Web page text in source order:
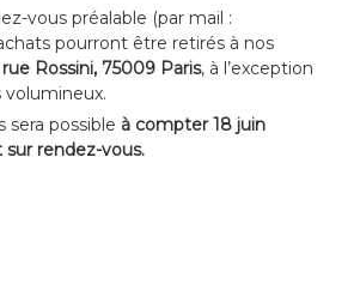
vous préalable (par mail :
pourront être retirés à nos
Rossini, 75009 Paris, à l’exception
sera possible à compter 18 juin
rendez-vous.